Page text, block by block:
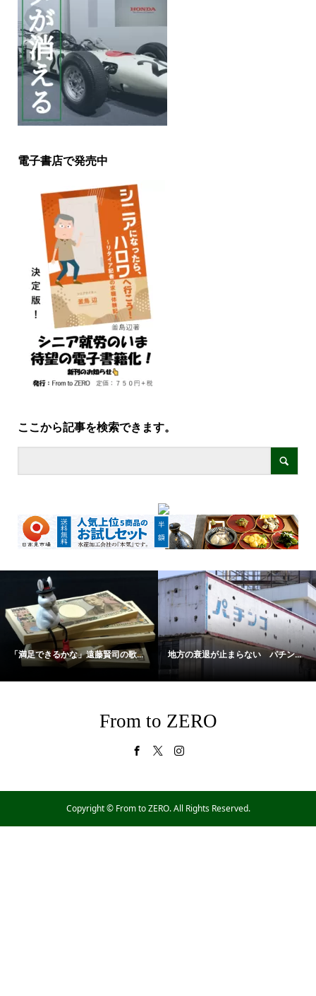
電子書店で発売中
ここから記事を検索できます。
「満足できるかな」遠藤賢司の歌... 地方の衰退が止まらない パチン...
From to ZERO
Copyright ©From to ZERO. All Rights Reserved.